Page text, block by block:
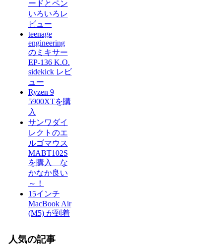
ードとペン
いろいろレ
ビュー
teenage
engineering
のミキサー
EP-136 K.O.
sidekick レビ
ュー
Ryzen 9
5900XTを購
入
サンワダイ
レクトのエ
ルゴマウス
MABT102S
を購入 な
かなか良い
～！
15インチ
MacBook Air
(M5) が到着
人気の記事